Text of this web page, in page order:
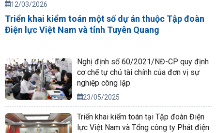
12/03/2026
Triển khai kiểm toán một số dự án thuộc Tập đoàn
Điện lực Việt Nam và tỉnh Tuyên Quang
Nghị định số 60/2021/NĐ-CP quy định
cơ chế tự chủ tài chính của đơn vị sự
nghiệp công lập
23/05/2025
Triển khai kiểm toán tại Tập đoàn Điện
lực Việt Nam và Tổng công ty Phát điện